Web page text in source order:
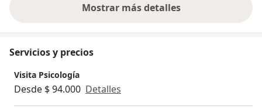
Mostrar más detalles
sobre la experiencia
Servicios y precios
Visita Psicología
Desde $ 94.000 Detalles